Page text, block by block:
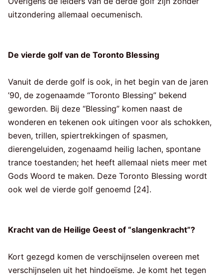
uitzondering allemaal oecumenisch.
De vierde golf van de Toronto Blessing
Vanuit de derde golf is ook, in het begin van de jaren
’90, de zogenaamde “Toronto Blessing” bekend
geworden. Bij deze “Blessing” komen naast de
wonderen en tekenen ook uitingen voor als schokken,
beven, trillen, spiertrekkingen of spasmen,
dierengeluiden, zogenaamd heilig lachen, spontane
trance toestanden; het heeft allemaal niets meer met
Gods Woord te maken. Deze Toronto Blessing wordt
ook wel de vierde golf genoemd [24].
Kracht van de Heilige Geest of “slangenkracht”?
Kort gezegd komen de verschijnselen overeen met
verschijnselen uit het hindoeïsme. Je komt het tegen